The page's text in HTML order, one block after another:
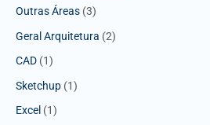
Outras Áreas (3)
Geral Arquitetura (2)
CAD (1)
Sketchup (1)
Excel (1)